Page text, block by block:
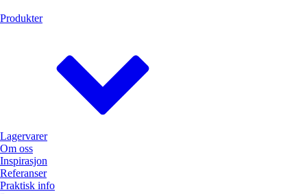
Produkter
Lagervarer
Om oss
Inspirasjon
Referanser
Praktisk info